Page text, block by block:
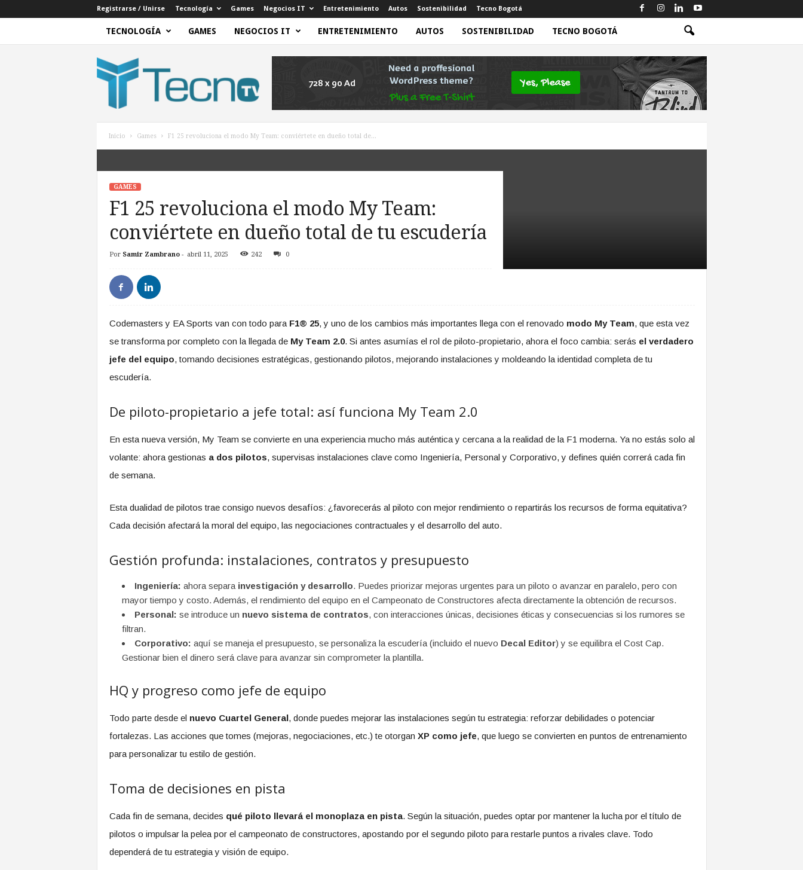
Registrarse / Unirse Tecnología Games Negocios IT Entretenimiento Autos Sostenibilidad Tecno Bogotá
TECNOLOGÍA GAMES NEGOCIOS IT ENTRETENIMIENTO AUTOS SOSTENIBILIDAD TECNO BOGOTÁ
e
c
Inicio Games F1 25 revoluciona el modo My Team: conviértete en dueño total de...
GAMES
F1 25 revoluciona el modo My Team:
conviértete en dueño total de tu escudería
Por Samir Zambrano- abril 11, 2025 242 0
Codemasters y EA Sports van con todo para F1® 25, y uno de los cambios más importantes llega con el renovado modo My Team, que esta vez
se transforma por completo con la llegada de My Team 2.0. Si antes asumías el rol de piloto-propietario, ahora el foco cambia: serás el verdadero
jefe del equipo, tomando decisiones estratégicas, gestionando pilotos, mejorando instalaciones y moldeando la identidad completa de tu
escudería.
De piloto-propietario a jefe total: así funciona My Team 2.0
En esta nueva versión, My Team se convierte en una experiencia mucho más auténtica y cercana a la realidad de la F1 moderna. Ya no estás solo al
volante: ahora gestionas a dos pilotos, supervisas instalaciones clave como Ingeniería, Personal y Corporativo, y defines quién correrá cada fin
de semana.
Esta dualidad de pilotos trae consigo nuevos desafíos: ¿favorecerás al piloto con mejor rendimiento o repartirás los recursos de forma equitativa?
Cada decisión afectará la moral del equipo, las negociaciones contractuales y el desarrollo del auto.
Gestión profunda: instalaciones, contratos y presupuesto
Ingeniería: ahora separa investigación y desarrollo. Puedes priorizar mejoras urgentes para un piloto o avanzar en paralelo, pero con
mayor tiempo y costo. Además, el rendimiento del equipo en el Campeonato de Constructores afecta directamente la obtención de recursos.
Personal: se introduce un nuevo sistema de contratos, con interacciones únicas, decisiones éticas y consecuencias si los rumores se
filtran.
Corporativo: aquí se maneja el presupuesto, se personaliza la escudería (incluido el nuevo Decal Editor) y se equilibra el Cost Cap.
Gestionar bien el dinero será clave para avanzar sin comprometer la plantilla.
HQ y progreso como jefe de equipo
Todo parte desde el nuevo Cuartel General, donde puedes mejorar las instalaciones según tu estrategia: reforzar debilidades o potenciar
fortalezas. Las acciones que tomes (mejoras, negociaciones, etc.) te otorgan XP como jefe, que luego se convierten en puntos de entrenamiento
para personalizar tu estilo de gestión.
Toma de decisiones en pista
Cada fin de semana, decides qué piloto llevará el monoplaza en pista. Según la situación, puedes optar por mantener la lucha por el título de
pilotos o impulsar la pelea por el campeonato de constructores, apostando por el segundo piloto para restarle puntos a rivales clave. Todo
dependerá de tu estrategia y visión de equipo.